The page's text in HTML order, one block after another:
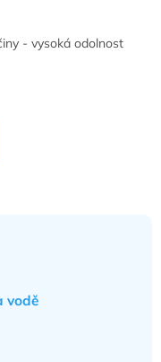
- vysoká odolnost
vodě